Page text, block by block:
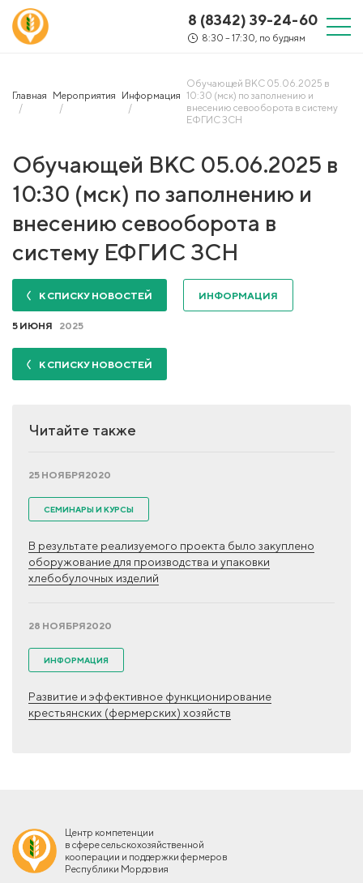
8 (8342) 39-24-60
8:30 – 17:30, по будням
Главная Мероприятия Информация
Обучающей ВКС 05.06.2025 в
10:30 (мск) по заполнению и
внесению севооборота в систему
ЕФГИС ЗСН
Обучающей ВКС 05.06.2025 в
10:30 (мск) по заполнению и
внесению севооборота в
систему ЕФГИС ЗСН
К СПИСКУ НОВОСТЕЙ ИНФОРМАЦИЯ
5 ИЮНЯ 2025
К СПИСКУ НОВОСТЕЙ
Читайте также
25 НОЯБРЯ2020
СЕМИНАРЫ И КУРСЫ
В результате реализуемого проекта было закуплено
оборужование для производства и упаковки
хлебобулочных изделий
28 НОЯБРЯ2020
ИНФОРМАЦИЯ
Развитие и эффективное функционирование
крестьянских (фермерских) хозяйств
Центр компетенции
в сфере сельскохозяйственной
кооперации и поддержки фермеров
Республики Мордовия